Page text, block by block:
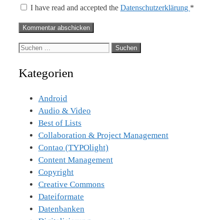
I have read and accepted the Datenschutzerklärung *
Suche
Kategorien
Android
Audio & Video
Best of Lists
Collaboration & Project Management
Contao (TYPOlight)
Content Management
Copyright
Creative Commons
Dateiformate
Datenbanken